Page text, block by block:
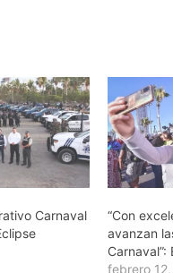
Carnaval
“Con
avanzan
Carnaval”:
febrero